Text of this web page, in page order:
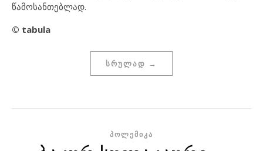
წამოსანთებლად.
© tabula
ᲡᲠᲣᲚᲐᲓ →
ᲞᲝᲚᲔᲛᲘᲙᲐ